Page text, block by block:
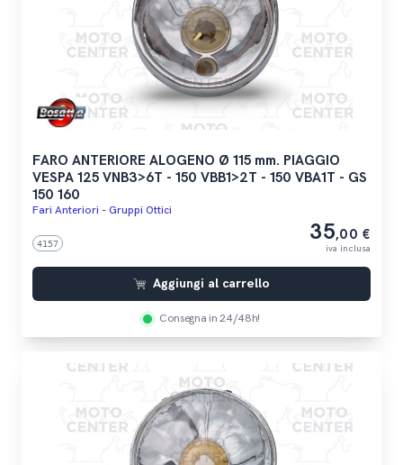
FARO ANTERIORE ALOGENO Ø 115 mm. PIAGGIO
VESPA 125 VNB3>6T - 150 VBB1>2T - 150 VBA1T - GS
150 160
Fari Anteriori - Gruppi Ottici
4157 35,00 €
iva inclusa
Aggiungi al carrello
Consegna in 24/48h!